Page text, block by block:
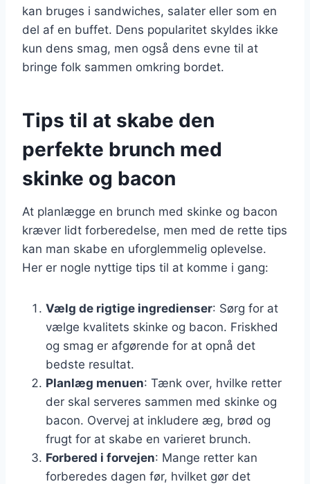
kan bruges i sandwiches, salater eller som en
del af en buffet. Dens popularitet skyldes ikke
kun dens smag, men også dens evne til at
bringe folk sammen omkring bordet.
Tips til at skabe den
perfekte brunch med
skinke og bacon
At planlægge en brunch med skinke og bacon
kræver lidt forberedelse, men med de rette tips
kan man skabe en uforglemmelig oplevelse.
Her er nogle nyttige tips til at komme i gang:
Vælg de rigtige ingredienser: Sørg for at
vælge kvalitets skinke og bacon. Friskhed
og smag er afgørende for at opnå det
bedste resultat.
Planlæg menuen: Tænk over, hvilke retter
der skal serveres sammen med skinke og
bacon. Overvej at inkludere æg, brød og
frugt for at skabe en varieret brunch.
Forbered i forvejen: Mange retter kan
forberedes dagen før, hvilket gør det